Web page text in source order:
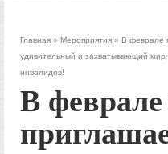
Главная » Мероприятия » В феврале
удивительный и захватывающий мир
инвалидов!
В